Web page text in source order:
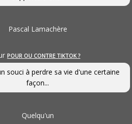
Pascal Lamachère
POUR OU CONTRE TIKTOK ?
souci à perdre sa vie d'une certaine
façon...
Quelqu'un